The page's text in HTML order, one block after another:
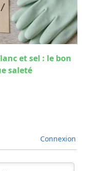
et sel : le bon
saleté
Connexion